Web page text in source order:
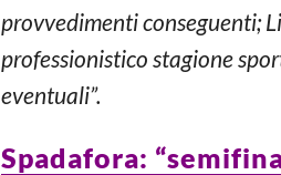
provvedimenti conseguenti;
professionistico stagione
eventuali”.
Spadafora: